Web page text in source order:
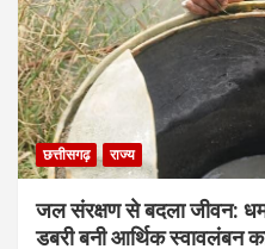
छत्तीसगढ़ राज्य
जल संरक्षण से बदला जीवन:
डबरी बनी आर्थिक स्वावलंबन